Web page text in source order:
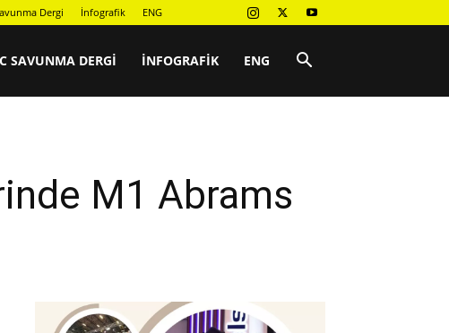
Dergi İnfografik ENG
C SAVUNMA DERGI İNFOGRAFIK ENG
M1 Abrams